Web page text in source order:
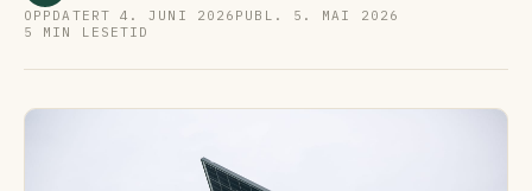
OPPDATERT 4. JUNI 2026 PUBL. 5. MAI 2026
5 MIN LESETID